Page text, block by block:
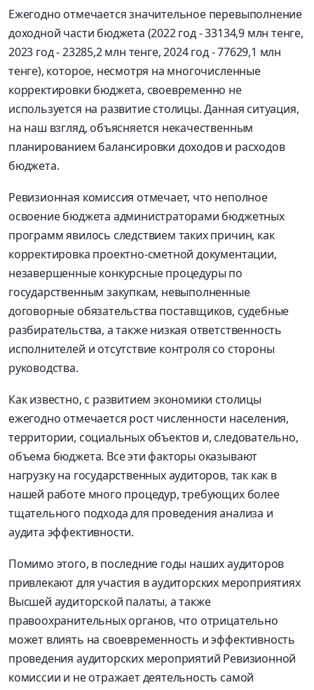
Ежегодно отмечается значительное перевыполнение
доходной части бюджета (2022 год - 33134,9 млн тенге,
2023 год - 23285,2 млн тенге, 2024 год - 77629,1 млн
тенге), которое, несмотря на многочисленные
корректировки бюджета, своевременно не
используется на развитие столицы. Данная ситуация,
на наш взгляд, объясняется некачественным
планированием балансировки доходов и расходов
бюджета.
Ревизионная комиссия отмечает, что неполное
освоение бюджета администраторами бюджетных
программ явилось следствием таких причин, как
корректировка проектно-сметной документации,
незавершенные конкурсные процедуры по
государственным закупкам, невыполненные
договорные обязательства поставщиков, судебные
разбирательства, а также низкая ответственность
исполнителей и отсутствие контроля со стороны
руководства.
Как известно, с развитием экономики столицы
ежегодно отмечается рост численности населения,
территории, социальных объектов и, следовательно,
объема бюджета. Все эти факторы оказывают
нагрузку на государственных аудиторов, так как в
нашей работе много процедур, требующих более
тщательного подхода для проведения анализа и
аудита эффективности.
Помимо этого, в последние годы наших аудиторов
привлекают для участия в аудиторских мероприятиях
Высшей аудиторской палаты, а также
правоохранительных органов, что отрицательно
может влиять на своевременность и эффективность
проведения аудиторских мероприятий Ревизионной
комиссии и не отражает деятельность самой